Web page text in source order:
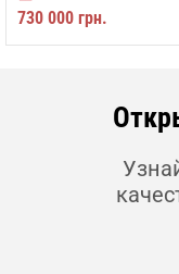
730 000 грн.